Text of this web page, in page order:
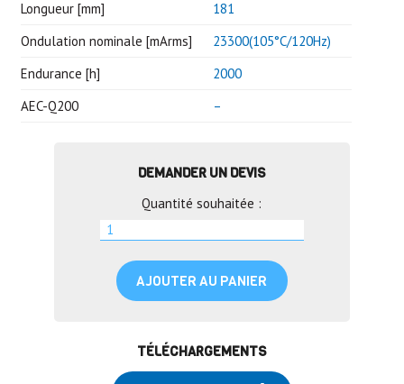
Longueur [mm]
181
Ondulation nominale [mArms]
23300(105°C/120Hz)
Endurance [h]
2000
AEC-Q200
–
DEMANDER UN DEVIS
Quantité souhaitée :
AJOUTER AU PANIER
TÉLÉCHARGEMENTS